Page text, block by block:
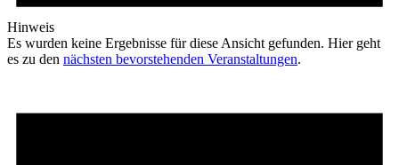
Hinweis
Es wurden keine Ergebnisse für diese Ansicht gefunden. Hier geht
es zu den nächsten bevorstehenden Veranstaltungen.